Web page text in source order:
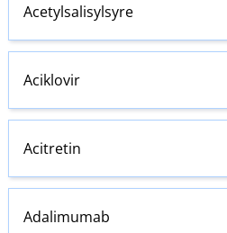
Acetylsalisylsyre
Aciklovir
Acitretin
Adalimumab